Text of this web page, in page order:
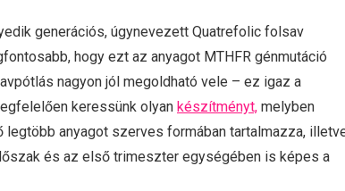
generációs, úgynevezett Quatrefolic folsav
hogy ezt az anyagot MTHFR génmutáció
nagyon jól megoldható vele – ez igaz a
keressünk olyan készítményt, melyben
anyagot szerves formában tartalmazza,
és az első trimeszter egységében is képes a